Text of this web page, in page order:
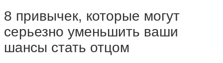
8 привычек, которые могут
серьезно уменьшить ваши
шансы стать отцом